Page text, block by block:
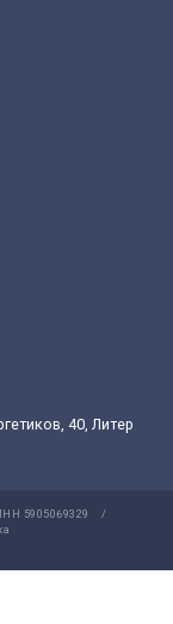
40, Литер
5905069329
/